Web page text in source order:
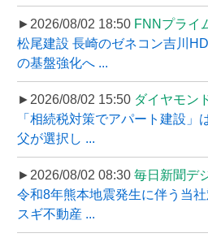
►2026/08/02 18:50 FNNプライ
松尾建設 長崎のゼネコン吉川
の基盤強化へ ...
►2026/08/02 15:50 ダイヤモン
「相続税対策でアパート建設
父が選択し ...
►2026/08/02 08:30 毎日新聞デ
令和8年熊本地震発生に伴う当
スギ不動産 ...